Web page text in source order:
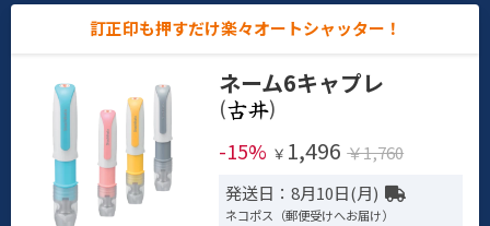
訂正印も押すだけ楽々オートシャッター！
ネーム6キャプレ
(
)
-15% ￥ 1,496 ￥1,760
発送日：8月10日(月)
ネコポス（郵便受けへお届け）